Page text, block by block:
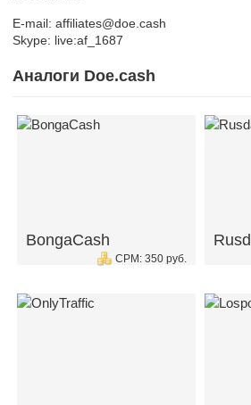
E-mail: affiliates@doe.cash
Skype: live:af_1687
Аналоги Doe.cash
BongaCash
CPM: 350 руб.